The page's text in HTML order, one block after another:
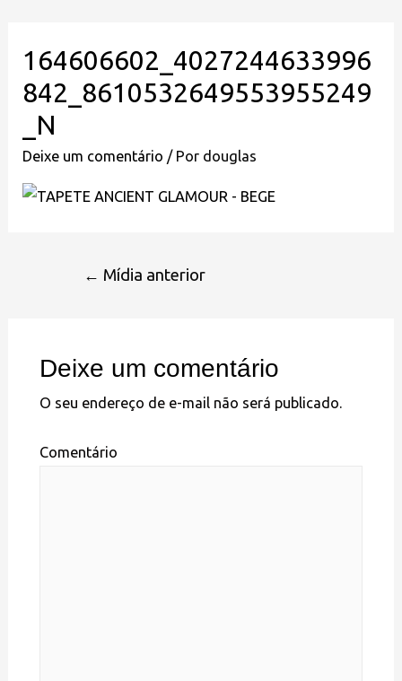
164606602_4027244633996
842_8610532649553955249
_N
Deixe um comentário / Por douglas
← Mídia anterior
Deixe um comentário
O seu endereço de e-mail não será publicado.
Comentário